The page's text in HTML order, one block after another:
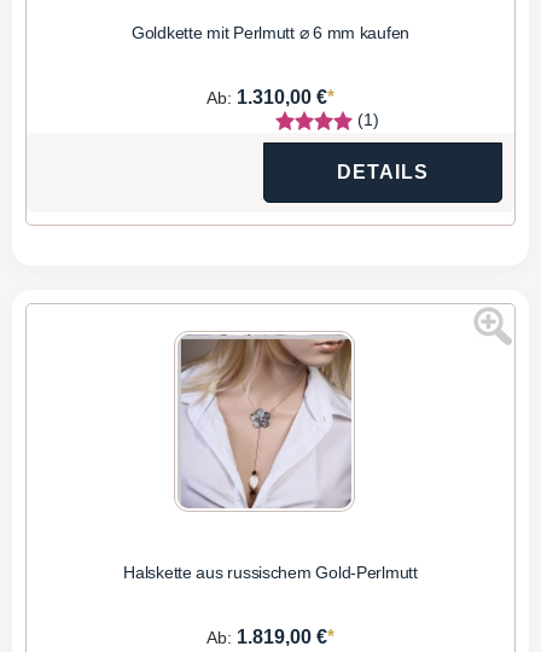
Goldkette mit Perlmutt ⌀ 6 mm kaufen
Ab: 1.310,00 €*
(1)
DETAILS
Halskette aus russischem Gold-Perlmutt
Ab: 1.819,00 €*